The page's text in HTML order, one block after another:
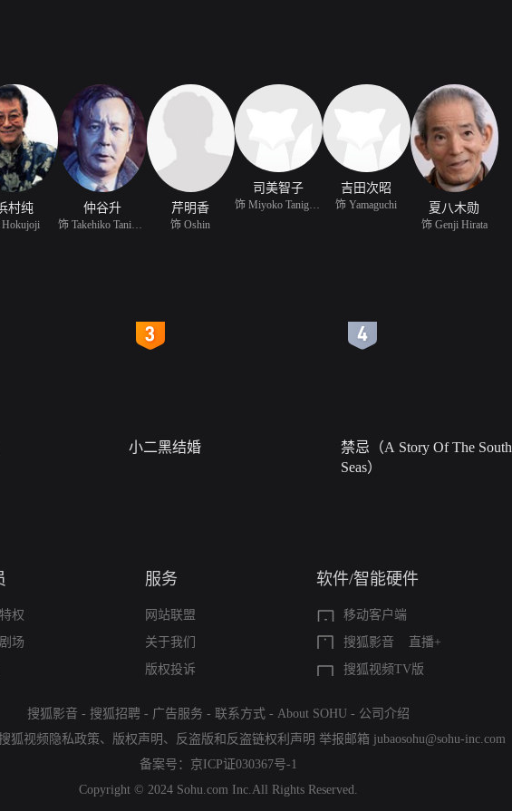
村纯 仲谷升 芹明香
饰 Oshin
司美智子
饰 Miyoko Tanigawa
吉田次昭
饰 Yamaguchi 夏八木勋
饰 Genji Hirata
小二黑结婚
禁忌（A Story Of The South
Seas）
权
场
服务
网站联盟
关于我们
版权投诉
软件/智能硬件
移动客户端
搜狐影音
直播+
搜狐视频TV版
搜狐影音 - 搜狐招聘 - 广告服务 - 联系方式 - About SOHU - 公司介绍
狐视频隐私政策、 版权声明 、 反盗版和反盗链权利声明 举报邮箱 jubaosohu@sohu-inc.com
备案号： 京ICP证030367号-1
Copyright © 2024 Sohu.com Inc.All Rights Reserved.